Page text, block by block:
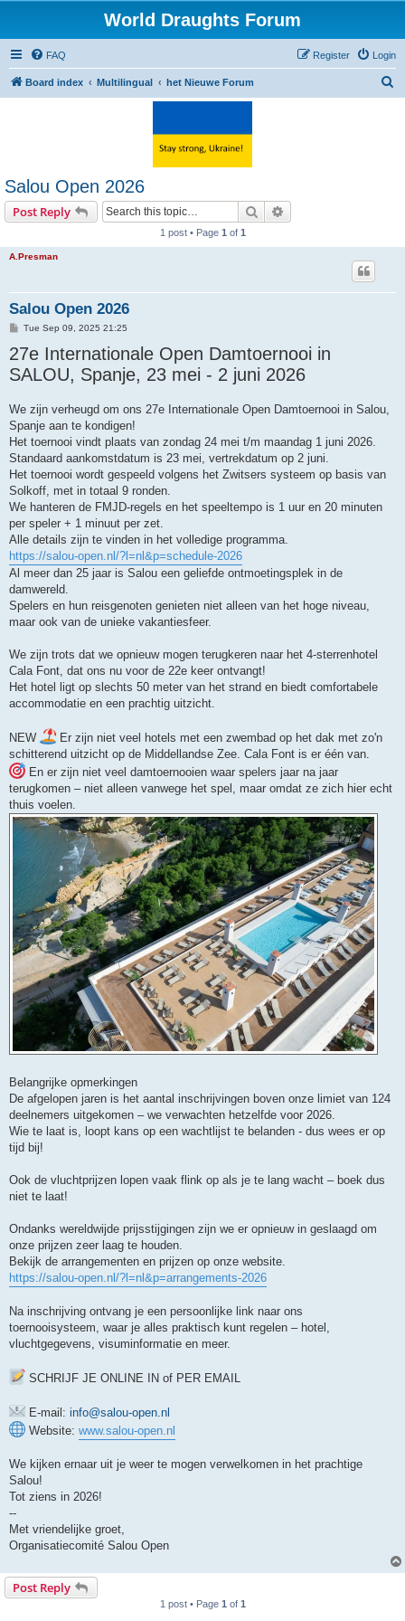
World Draughts Forum
FAQ Login
Register
Board index Multilingual het Nieuwe Forum
Salou Open 2026
Post Reply Search
1 post • Page 1 of 1
A.Presman
Salou Open 2026
P
s
t
Tue Sep 09, 2025 21:25
27e Internationale Open Damtoernooi in
SALOU, Spanje, 23 mei - 2 juni 2026
We zijn verheugd om ons 27e Internationale Open Damtoernooi in Salou,
Spanje aan te kondigen!
Het toernooi vindt plaats van zondag 24 mei t/m maandag 1 juni 2026.
Standaard aankomstdatum is 23 mei, vertrekdatum op 2 juni.
Het toernooi wordt gespeeld volgens het Zwitsers systeem op basis van
Solkoff, met in totaal 9 ronden.
We hanteren de FMJD-regels en het speeltempo is 1 uur en 20 minuten
per speler + 1 minuut per zet.
Alle details zijn te vinden in het volledige programma.
https://salou-open.nl/?l=nl&p=schedule-2026
Al meer dan 25 jaar is Salou een geliefde ontmoetingsplek in de
damwereld.
Spelers en hun reisgenoten genieten niet alleen van het hoge niveau,
maar ook van de unieke vakantiesfeer.
We zijn trots dat we opnieuw mogen terugkeren naar het 4-sterrenhotel
Cala Font, dat ons nu voor de 22e keer ontvangt!
Het hotel ligt op slechts 50 meter van het strand en biedt comfortabele
accommodatie en een prachtig uitzicht.
NEW
Er zijn niet veel hotels met een zwembad op het dak met zo'n
schitterend uitzicht op de Middellandse Zee. Cala Font is er één van.
En er zijn niet veel damtoernooien waar spelers jaar na jaar
terugkomen – niet alleen vanwege het spel, maar omdat ze zich hier echt
thuis voelen.
Belangrijke opmerkingen
De afgelopen jaren is het aantal inschrijvingen boven onze limiet van 124
deelnemers uitgekomen – we verwachten hetzelfde voor 2026.
Wie te laat is, loopt kans op een wachtlijst te belanden - dus wees er op
tijd bij!
Ook de vluchtprijzen lopen vaak flink op als je te lang wacht – boek dus
niet te laat!
Ondanks wereldwijde prijsstijgingen zijn we er opnieuw in geslaagd om
onze prijzen zeer laag te houden.
Bekijk de arrangementen en prijzen op onze website.
https://salou-open.nl/?l=nl&p=arrangements-2026
Na inschrijving ontvang je een persoonlijke link naar ons
toernooisysteem, waar je alles praktisch kunt regelen – hotel,
vluchtgegevens, visuminformatie en meer.
SCHRIJF JE ONLINE IN of PER EMAIL
E-mail: info@salou-open.nl
Website: www.salou-open.nl
We kijken ernaar uit je weer te mogen verwelkomen in het prachtige
Salou!
Tot ziens in 2026!
--
Met vriendelijke groet,
Organisatiecomité Salou Open
Post Reply
1 post • Page 1 of 1